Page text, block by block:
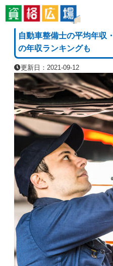
資格広場≫ 自動車・車両系 自動車
[PR]
自動車整備士の平均年収
の年収ランキングも
更新日：2021-09-12